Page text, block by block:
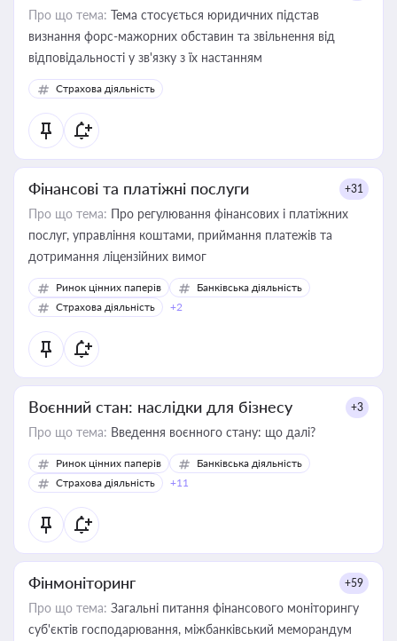
Про що тема: Тема стосується юридичних підстав
визнання форс-мажорних обставин та звільнення від
відповідальності у зв'язку з їх настанням
Страхова діяльність
Фінансові та платіжні послуги +31
Про що тема: Про регулювання фінансових і платіжних
послуг, управління коштами, приймання платежів та
дотримання ліцензійних вимог
Ринок цінних паперів
Банківська діяльність
Страхова діяльність
+2
Воєнний стан: наслідки для бізнесу +3
Про що тема: Введення воєнного стану: що далі?
Ринок цінних паперів
Банківська діяльність
Страхова діяльність
+11
Фінмоніторинг +59
Про що тема: Загальні питання фінансового моніторингу
суб'єктів господарювання, міжбанківський меморандум